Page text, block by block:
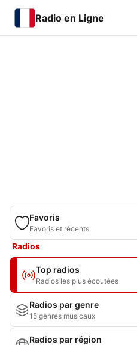
Radio en Ligne
Favoris
Favoris et récents
Radios
Top radios
Radios les plus écoutées
Radios par genre
15 genres musicaux
Radios par région